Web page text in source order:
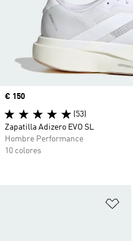
Precio
€ 150
(53)
Zapatilla Adizero EVO SL
Hombre Performance
10 colores